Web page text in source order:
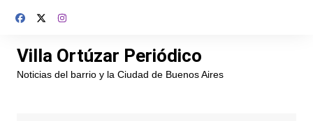
Villa Ortúzar Periódico
Noticias del barrio y la Ciudad de Buenos Aires